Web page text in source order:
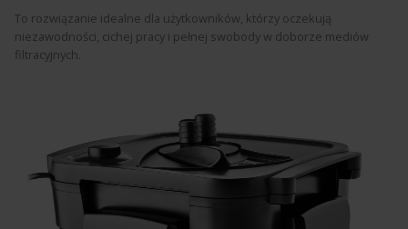
To rozwiązanie idealne dla użytkowników, którzy oczekują
niezawodności, cichej pracy i pełnej swobody w doborze mediów
filtracyjnych.